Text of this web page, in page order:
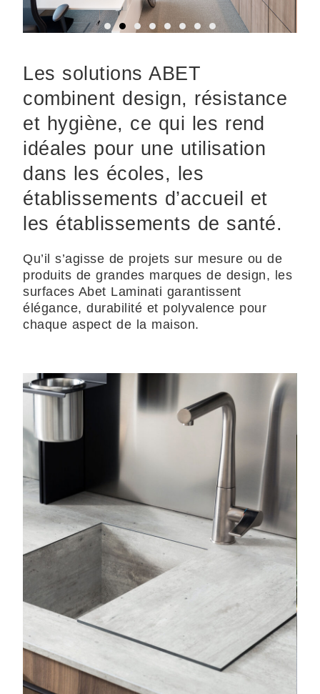
Les solutions ABET
combinent design, résistance
et hygiène, ce qui les rend
idéales pour une utilisation
dans les écoles, les
établissements d’accueil et
les établissements de santé.
Qu’il s’agisse de projets sur mesure ou de
produits de grandes marques de design, les
surfaces Abet Laminati garantissent
élégance, durabilité et polyvalence pour
chaque aspect de la maison.